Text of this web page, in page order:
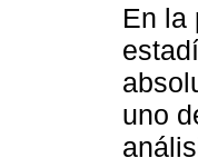
En la
uno